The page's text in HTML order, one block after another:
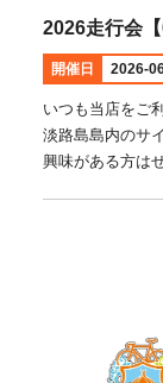
2026走行会【
開催日 2026-
いつも当店をご
淡路島島内のサ
興味がある方は